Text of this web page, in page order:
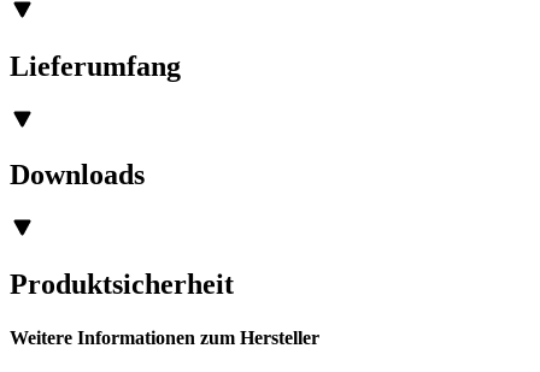
Lieferumfang
Downloads
Produktsicherheit
Weitere Informationen zum Hersteller